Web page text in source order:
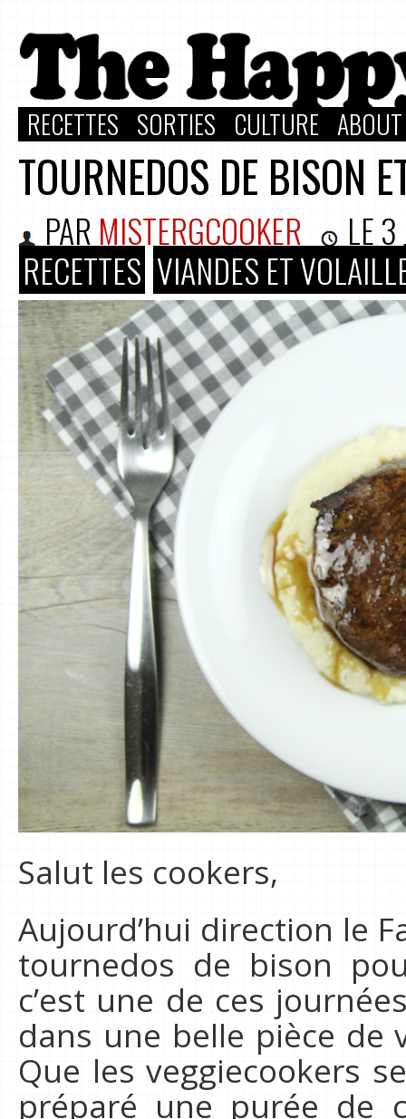
RECETTES SORTIES CULTURE
TOURNEDOS DE BISON
PAR MISTERGCOOKER LE3
RECETTES VIANDES ET
Salut les cookers,
Aujourd’hui direction le
tournedos de bison
c’est une de ces
dans une belle pièce de
Que les veggiecookers
préparé une purée de